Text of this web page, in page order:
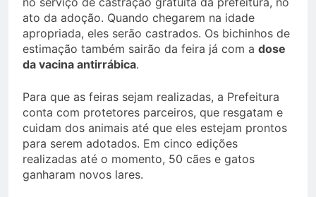
ato da adoção. Quando chegarem na idade
apropriada, eles serão castrados. Os bichinhos de
estimação também sairão da feira já com a dose
da vacina antirrábica.
Para que as feiras sejam realizadas, a Prefeitura
conta com protetores parceiros, que resgatam e
cuidam dos animais até que eles estejam prontos
para serem adotados. Em cinco edições
realizadas até o momento, 50 cães e gatos
ganharam novos lares.